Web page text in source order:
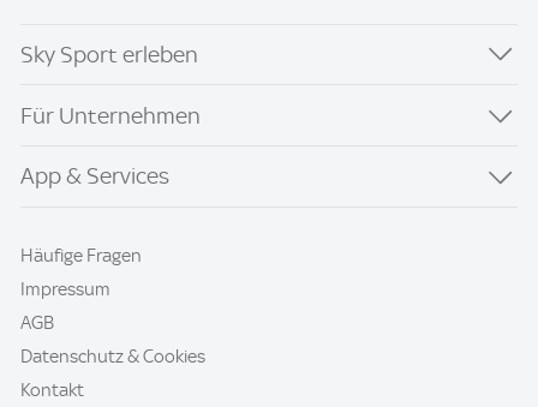
Sky Sport erleben
Für Unternehmen
App & Services
Häufige Fragen
Impressum
AGB
Datenschutz & Cookies
Kontakt